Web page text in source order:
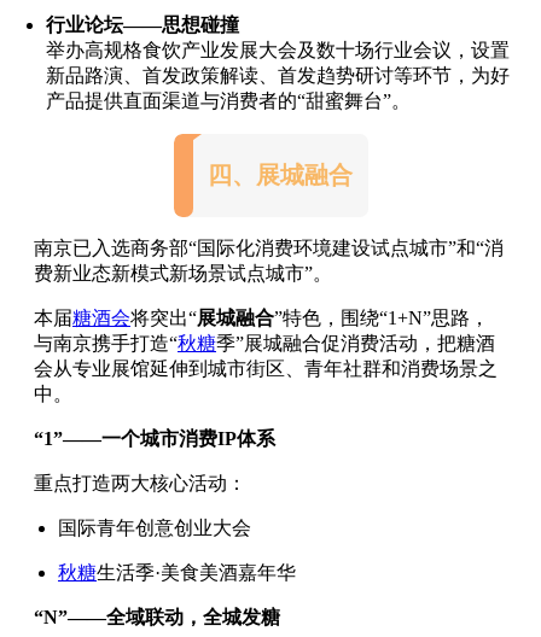
行业论坛——思想碰撞
举办高规格食饮产业发展大会及数十场行业会议，设置
新品路演、首发政策解读、首发趋势研讨等环节，为好
产品提供直面渠道与消费者的“甜蜜舞台”。
四、展城融合
南京已入选商务部“国际化消费环境建设试点城市”和“消
费新业态新模式新场景试点城市”。
本届糖酒会将突出“展城融合”特色，围绕“1+N”思路，
与南京携手打造“秋糖季”展城融合促消费活动，把糖酒
会从专业展馆延伸到城市街区、青年社群和消费场景之
中。
“1”——一个城市消费IP体系
重点打造两大核心活动：
国际青年创意创业大会
秋糖生活季·美食美酒嘉年华
“N”——全域联动，全城发糖